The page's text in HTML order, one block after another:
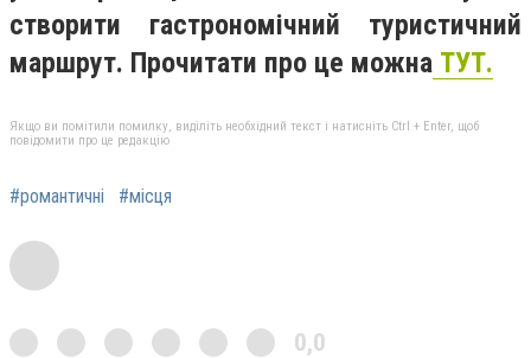
створити гастрономічний туристичний
маршрут. Прочитати про це можна ТУТ.
Якщо ви помітили помилку, виділіть необхідний текст і натисніть Ctrl + Enter, щоб
повідомити про це редакцію
#романтичні #місця
0,0